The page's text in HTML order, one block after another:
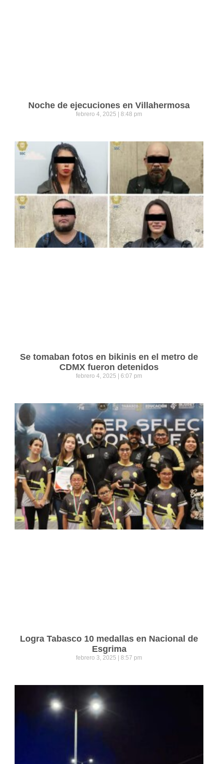
Noche de ejecuciones en Villahermosa
febrero 4, 2025 8:48 pm
Se tomaban fotos en bikinis en el metro de
CDMX fueron detenidos
febrero 4, 2025 6:07 pm
Logra Tabasco 10 medallas en Nacional de
Esgrima
febrero 3, 2025 8:57 pm